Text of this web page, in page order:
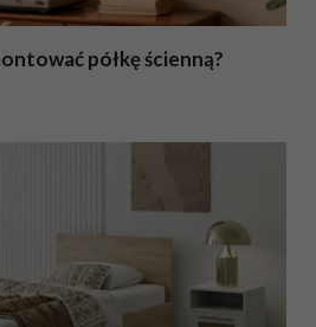
półkę ścienną?